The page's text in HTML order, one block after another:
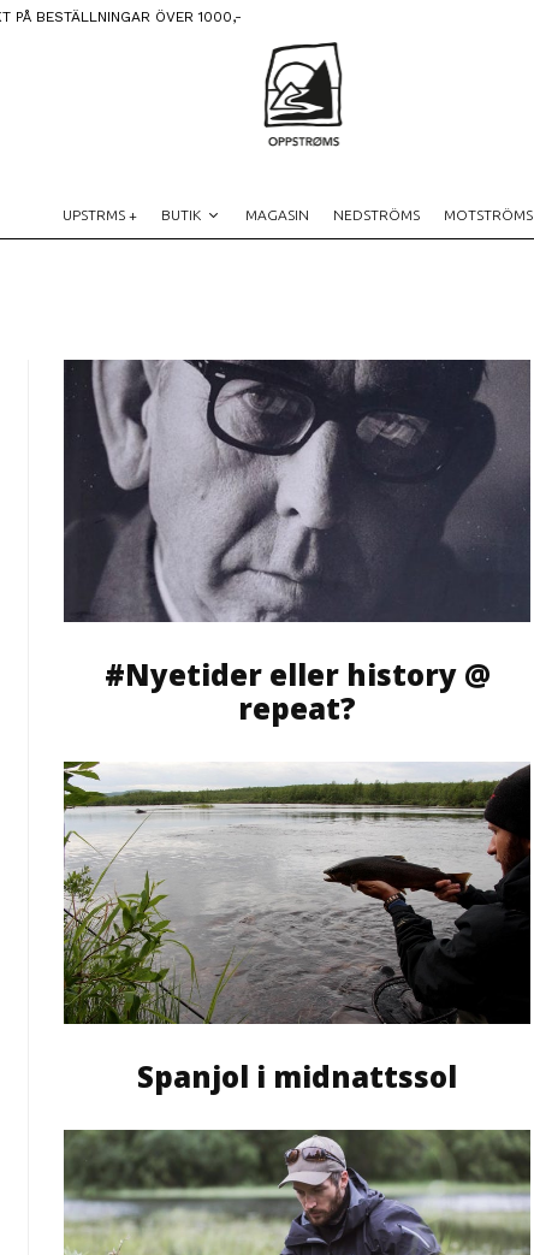
PÅ BESTÄLLNINGAR ÖVER 1000,-
UPSTRMS + BUTIK MAGASIN NEDSTRÖMS MOTSTRÖMS
#Nyetider eller history @
repeat?
Spanjol i midnattssol